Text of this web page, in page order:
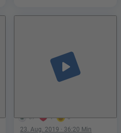
57 1 0
play_arrow
23. Aug. 2019 · 36:20 Min